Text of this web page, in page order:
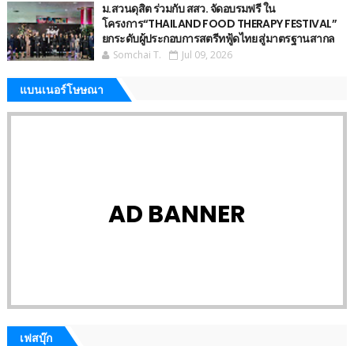
ม.สวนดุสิต ร่วมกับ สสว. จัดอบรมฟรี ใน
โครงการ“THAILAND FOOD THERAPY FESTIVAL”
ยกระดับผู้ประกอบการสตรีทฟู้ดไทย สู่มาตรฐานสากล
Somchai T. Jul 09, 2026
แบนเนอร์โษษณา
AD BANNER
เฟสบุ๊ก